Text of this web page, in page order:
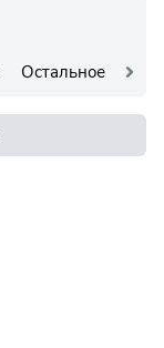
Остальное